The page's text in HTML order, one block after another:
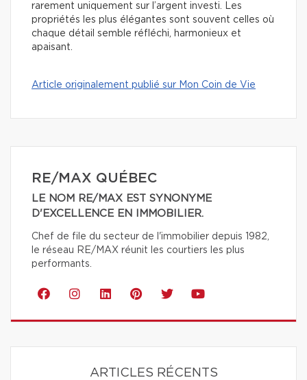
rarement uniquement sur l’argent investi. Les
propriétés les plus élégantes sont souvent celles où
chaque détail semble réfléchi, harmonieux et
apaisant.
Article originalement publié sur Mon Coin de Vie
RE/MAX QUÉBEC
LE NOM RE/MAX EST SYNONYME
D'EXCELLENCE EN IMMOBILIER.
Chef de file du secteur de l'immobilier depuis 1982,
le réseau RE/MAX réunit les courtiers les plus
performants.
ARTICLES RÉCENTS